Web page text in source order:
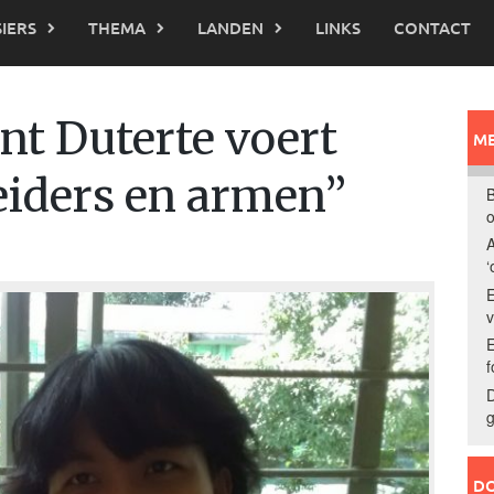
THEMA LANDEN LINKS CONTACT
Duterte voert
en armen”